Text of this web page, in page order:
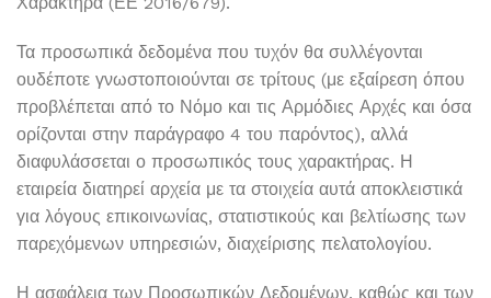
Τα προσωπικά δεδομένα που τυχόν θα συλλέγονται
ουδέποτε γνωστοποιούνται σε τρίτους (με εξαίρεση όπου
προβλέπεται από το Νόμο και τις Αρμόδιες Αρχές και όσα
ορίζονται στην παράγραφο 4 του παρόντος), αλλά
διαφυλάσσεται ο προσωπικός τους χαρακτήρας. Η
εταιρεία διατηρεί αρχεία με τα στοιχεία αυτά αποκλειστικά
για λόγους επικοινωνίας, στατιστικούς και βελτίωσης των
παρεχόμενων υπηρεσιών, διαχείρισης πελατολογίου.
Η ασφάλεια των Προσωπικών Δεδομένων, καθώς και των